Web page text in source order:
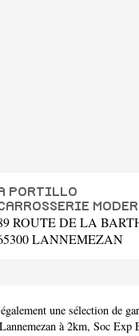
PORTILLO
ROUTE DE LA
LANNEMEZAN
une sélection de
à 2km, Soc Exp